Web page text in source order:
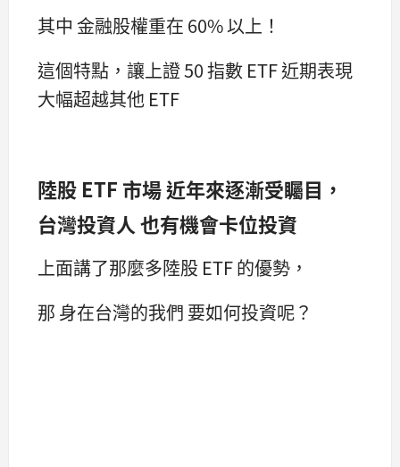
其中 金融股權重在 60% 以上！
這個特點，讓上證 50 指數 ETF 近期表現
大幅超越其他 ETF
陸股 ETF 市場 近年來逐漸受矚目，
台灣投資人 也有機會卡位投資
上面講了那麼多陸股 ETF 的優勢，
那 身在台灣的我們 要如何投資呢？